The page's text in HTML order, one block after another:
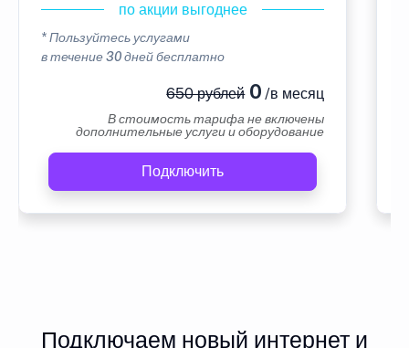
по акции выгоднее
* Пользуйтесь услугами
в течение 30 дней бесплатно
650 рублей0 /в месяц
В стоимость тарифа не включены
дополнительные услуги и оборудование
Подключить
Подключаем новый интернет и